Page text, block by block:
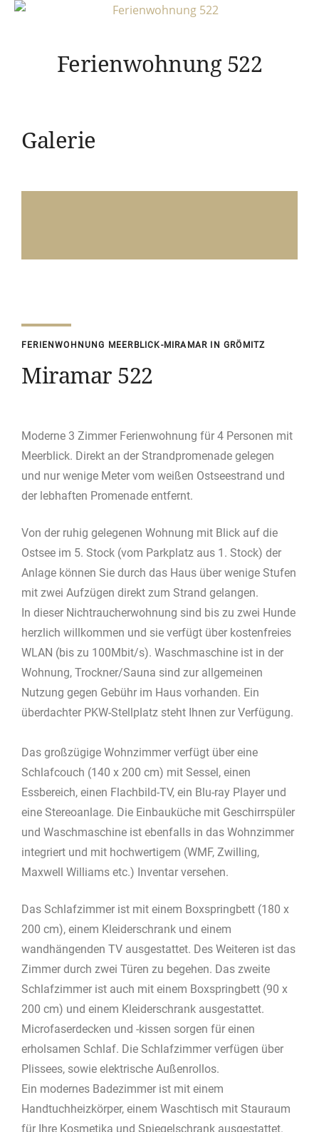
Ferienwohnung 522
Galerie
FERIENWOHNUNG MEERBLICK-MIRAMAR IN GRÖMITZ
Miramar 522
Moderne 3 Zimmer Ferienwohnung für 4 Personen mit
Meerblick. Direkt an der Strandpromenade gelegen
und nur wenige Meter vom weißen Ostseestrand und
der lebhaften Promenade entfernt.
Von der ruhig gelegenen Wohnung mit Blick auf die
Ostsee im 5. Stock (vom Parkplatz aus 1. Stock) der
Anlage können Sie durch das Haus über wenige Stufen
mit zwei Aufzügen direkt zum Strand gelangen.
In dieser Nichtraucherwohnung sind bis zu zwei Hunde
herzlich willkommen und sie verfügt über kostenfreies
WLAN (bis zu 100Mbit/s). Waschmaschine ist in der
Wohnung, Trockner/Sauna sind zur allgemeinen
Nutzung gegen Gebühr im Haus vorhanden. Ein
überdachter PKW-Stellplatz steht Ihnen zur Verfügung.
Das großzügige Wohnzimmer verfügt über eine
Schlafcouch (140 x 200 cm) mit Sessel, einen
Essbereich, einen Flachbild-TV, ein Blu-ray Player und
eine Stereoanlage. Die Einbauküche mit Geschirrspüler
und Waschmaschine ist ebenfalls in das Wohnzimmer
integriert und mit hochwertigem (WMF, Zwilling,
Maxwell Williams etc.) Inventar versehen.
Das Schlafzimmer ist mit einem Boxspringbett (180 x
200 cm), einem Kleiderschrank und einem
wandhängenden TV ausgestattet. Des Weiteren ist das
Zimmer durch zwei Türen zu begehen. Das zweite
Schlafzimmer ist auch mit einem Boxspringbett (90 x
200 cm) und einem Kleiderschrank ausgestattet.
Microfaserdecken und -kissen sorgen für einen
erholsamen Schlaf. Die Schlafzimmer verfügen über
Plissees, sowie elektrische Außenrollos.
Ein modernes Badezimmer ist mit einem
Handtuchheizkörper, einem Waschtisch mit Stauraum
für Ihre Kosmetika und Spiegelschrank ausgestattet.